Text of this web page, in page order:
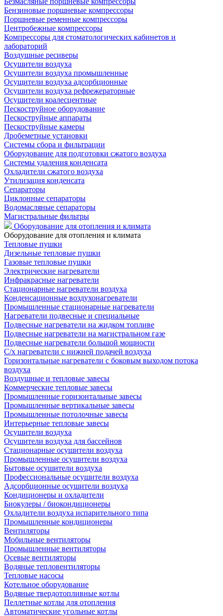
Бензиновые поршневые компрессоры
Поршневые ременные компрессоры
Центробежные компрессоры
Компрессоры для стоматологических кабинетов и
лабораторий
Воздушные ресиверы
Осушители воздуха
Осушители воздуха промышленные
Осущители воздуха адсорбционные
Осушители воздуха рефрежераторные
Осушители коалесцентные
Пескоструйное оборудование
Пескоструйные аппараты
Пескоструйные камеры
Дробеметные установки
Системы сбора и фильтрации
Оборудование для подготовки сжатого воздуха
Системы удаления конденсата
Охладители сжатого воздуха
Утилизация конденсата
Сепараторы
Циклонные сепараторы
Водомасляные сепараторы
Магистральные фильтры
Оборудование для отопления и климата
Оборудование для отопления и климата
Тепловые пушки
Дизельные тепловые пушки
Газовые тепловые пушки
Электрические нагреватели
Инфракрасные нагреватели
Стационарные нагреватели воздуха
Конденсационные воздухонагреватели
Промышленные стационарные нагреватели
Нагреватели подвесные и специальные
Подвесные нагреватели на жидком топливе
Подвесные нагреватели на магистральном газе
Подвесные нагреватели большой мощности
С/х нагреватели с нижней подачей воздуха
Горизонтальные нагреватели с боковым выходом потока
воздуха
Воздушные и тепловые завесы
Коммерческие тепловые завесы
Промышленные горизонтальные завесы
Промышленные вертикальные завесы
Промышленные потолочные завесы
Интерьерные тепловые завесы
Осушители воздуха
Осушители воздуха для бассейнов
Стационарные осушители воздуха
Промышленные осушители воздуха
Бытовые осушители воздуха
Профессиональные осушители воздуха
Адсорбционные осушители воздуха
Кондиционеры и охладители
Биокулеры / биокондиционеры
Охладители воздуха испарительного типа
Промышленные кондиционеры
Вентиляторы
Мобильные вентиляторы
Промышленные вентиляторы
Осевые вентиляторы
Водяные тепловентиляторы
Тепловые насосы
Котельное оборудование
Водяные твердотопливные котлы
Пеллетные котлы для отопления
Автоматические угольные котлы